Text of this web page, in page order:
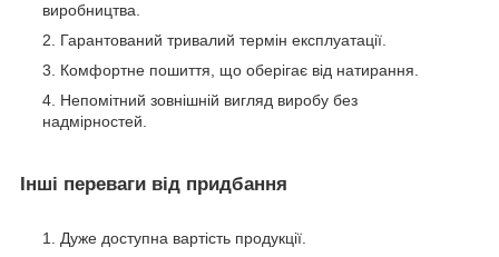
виробництва.
Гарантований тривалий термін експлуатації.
Комфортне пошиття, що оберігає від натирання.
Непомітний зовнішній вигляд виробу без
надмірностей.
Інші переваги від придбання
Дуже доступна вартість продукції.